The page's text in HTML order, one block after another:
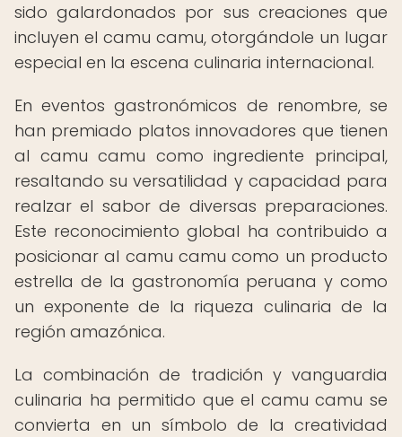
sido galardonados por sus creaciones que
incluyen el camu camu, otorgándole un lugar
especial en la escena culinaria internacional.
En eventos gastronómicos de renombre, se
han premiado platos innovadores que tienen
al camu camu como ingrediente principal,
resaltando su versatilidad y capacidad para
realzar el sabor de diversas preparaciones.
Este reconocimiento global ha contribuido a
posicionar al camu camu como un producto
estrella de la gastronomía peruana y como
un exponente de la riqueza culinaria de la
región amazónica.
La combinación de tradición y vanguardia
culinaria ha permitido que el camu camu se
convierta en un símbolo de la creatividad